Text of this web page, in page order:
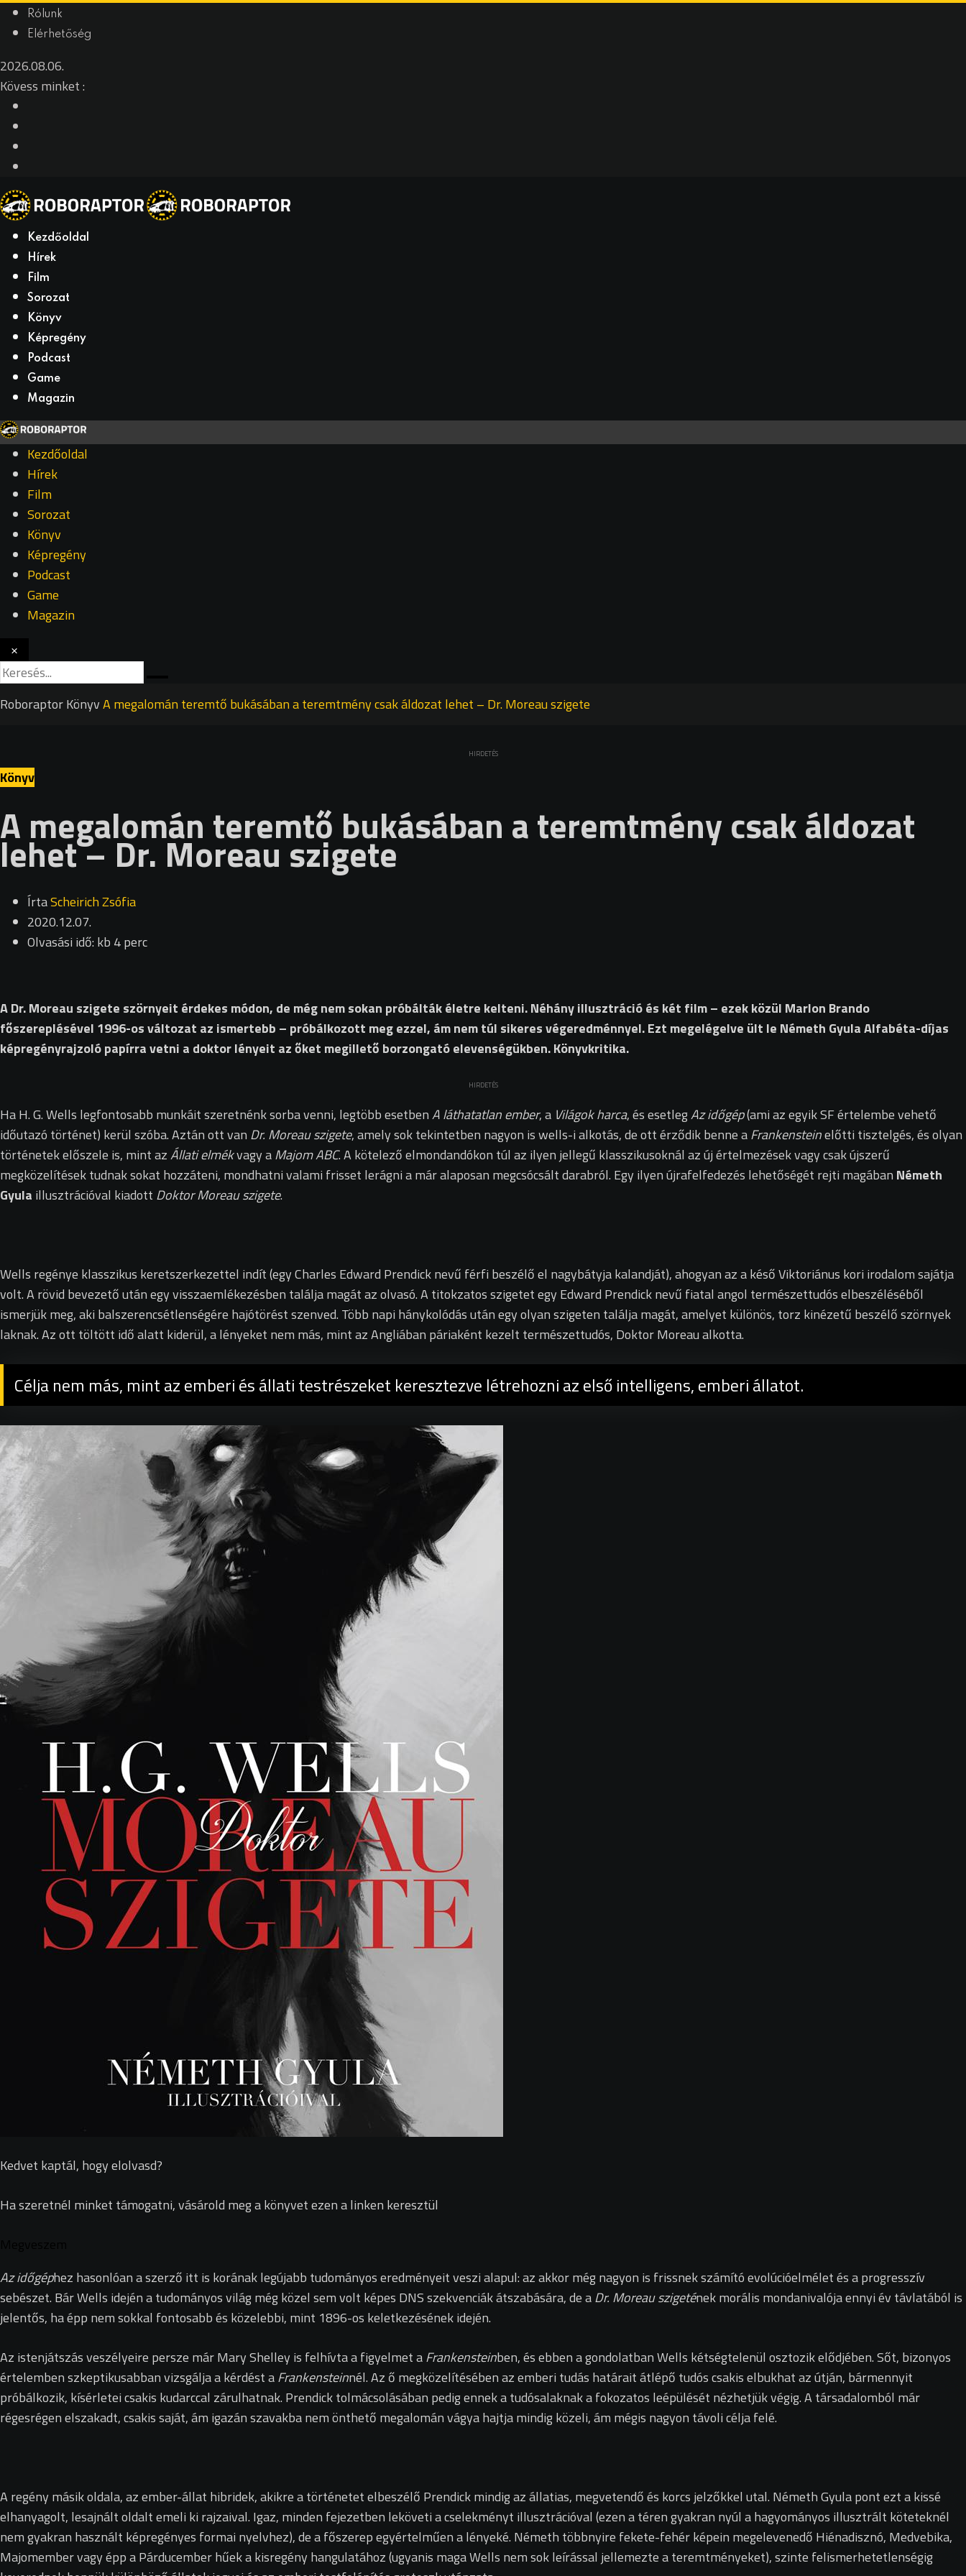
Skip
Rólunk
Elérhetőség
2026.08.06.
Kövess minket :
Kezdőoldal
Hírek
Film
Sorozat
Könyv
Képregény
Podcast
Game
Magazin
Kezdőoldal
Hírek
Film
Sorozat
Könyv
Képregény
Podcast
Game
Magazin
×
RoboraptorKönyvA megalomán teremtő bukásában a teremtmény csak áldozat lehet – Dr. Moreau szigete
HIRDETÉS
Könyv
A megalomán teremtő bukásában a teremtmény csak áldozat
lehet – Dr. Moreau szigete
ÍrtaScheirich Zsófia
2020.12.07.
Olvasási idő: kb 4 perc
A Dr. Moreau szigete szörnyeit érdekes módon, de még nem sokan próbálták életre kelteni. Néhány illusztráció és két film – ezek közül Marlon Brando
főszereplésével 1996-os változat az ismertebb – próbálkozott meg ezzel, ám nem túl sikeres végeredménnyel. Ezt megelégelve ült le Németh Gyula Alfabéta-díjas
képregényrajzoló papírra vetni a doktor lényeit az őket megillető borzongató elevenségükben. Könyvkritika.
HIRDETÉS
Ha H. G. Wells legfontosabb munkáit szeretnénk sorba venni, legtöbb esetbenA láthatatlan ember, a Világok harca, és esetlegAz időgép(ami az egyik SF értelembe vehető
időutazó történet) kerül szóba. Aztán ott van Dr. Moreau szigete, amely sok tekintetben nagyon is wells-i alkotás, de ott érződik benne aFrankensteinelőtti tisztelgés, és olyan
történetek előszele is, mint azÁllati elmékvagy aMajom ABC. A kötelező elmondandókon túl az ilyen jellegű klasszikusoknál az új értelmezések vagy csak újszerű
megközelítések tudnak sokat hozzáteni, mondhatni valami frisset lerágni a már alaposan megcsócsált darabról. Egy ilyen újrafelfedezés lehetőségét rejti magában Németh
Gyula illusztrációval kiadott Doktor Moreau szigete.
Wells regénye klasszikus keretszerkezettel indít (egy Charles Edward Prendick nevű férfi beszélő el nagybátyja kalandját), ahogyan az a késő Viktoriánus kori irodalom sajátja
volt. A rövid bevezető után egy visszaemlékezésben találja magát az olvasó. A titokzatos szigetet egy Edward Prendick nevű fiatal angol természettudós elbeszéléséből
ismerjük meg, aki balszerencsétlenségére hajótörést szenved. Több napi hánykolódás után egy olyan szigeten találja magát, amelyet különös, torz kinézetű beszélő szörnyek
laknak. Az ott töltött idő alatt kiderül, a lényeket nem más, mint az Angliában páriaként kezelt természettudós, Doktor Moreau alkotta.
Célja nem más, mint az emberi és állati testrészeket keresztezve létrehozni az első intelligens, emberi állatot.
Kedvet kaptál, hogy elolvasd?
Ha szeretnél minket támogatni, vásárold meg a könyvet ezen a linken keresztül
Az időgéphez hasonlóan a szerző itt is korának legújabb tudományos eredményeit veszi alapul: az akkor még nagyon is frissnek számító evolúcióelmélet és a progresszív
sebészet. Bár Wells idején a tudományos világ még közel sem volt képes DNS szekvenciák átszabására, de aDr. Moreau szigetének morális mondanivalója ennyi év távlatából is
jelentős, ha épp nem sokkal fontosabb és közelebbi, mint 1896-os keletkezésének idején.
Az istenjátszás veszélyeire persze már Mary Shelley is felhívta a figyelmet aFrankensteinben, és ebben a gondolatban Wells kétségtelenül osztozik elődjében. Sőt, bizonyos
értelemben szkeptikusabban vizsgálja a kérdést aFrankensteinnél. Az ő megközelítésében az emberi tudás határait átlépő tudós csakis elbukhat az útján, bármennyit
próbálkozik, kísérletei csakis kudarccal zárulhatnak. Prendick tolmácsolásában pedig ennek a tudósalaknak a fokozatos leépülését nézhetjük végig. A társadalomból már
régesrégen elszakadt, csakis saját, ám igazán szavakba nem önthető megalomán vágya hajtja mindig közeli, ám mégis nagyon távoli célja felé.
A regény másik oldala, az ember-állat hibridek, akikre a történetet elbeszélő Prendick mindig az állatias, megvetendő és korcs jelzőkkel utal. Németh Gyula pont ezt a kissé
elhanyagolt, lesajnált oldalt emeli ki rajzaival. Igaz, minden fejezetben leköveti a cselekményt illusztrációval (ezen a téren gyakran nyúl a hagyományos illusztrált köteteknél
nem gyakran használt képregényes formai nyelvhez), de a főszerep egyértelműen a lényeké. Németh többnyire fekete-fehér képein megelevenedő Hiénadisznó, Medvebika,
Majomember vagy épp a Párducember hűek a kisregény hangulatához (ugyanis maga Wells nem sok leírással jellemezte a teremtményeket), szinte felismerhetetlenségig